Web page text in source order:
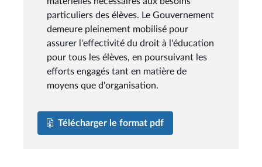
particuliers des élèves. Le Gouvernement
demeure pleinement mobilisé pour
assurer l'effectivité du droit à l'éducation
pour tous les élèves, en poursuivant les
efforts engagés tant en matière de
moyens que d'organisation.
Télécharger le format pdf